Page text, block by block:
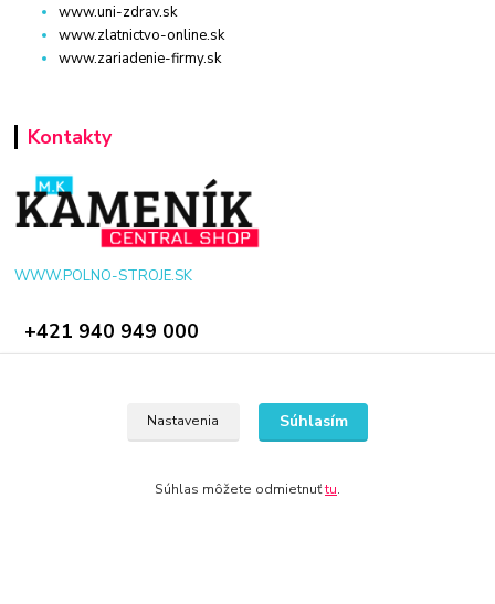
www.uni-zdrav.sk
www.zlatnictvo-online.sk
www.zariadenie-firmy.sk
Kontakty
WWW.POLNO-STROJE.SK
+421 940 949 000
Nastavenia Súhlasím
Súhlas môžete odmietnuťtu.